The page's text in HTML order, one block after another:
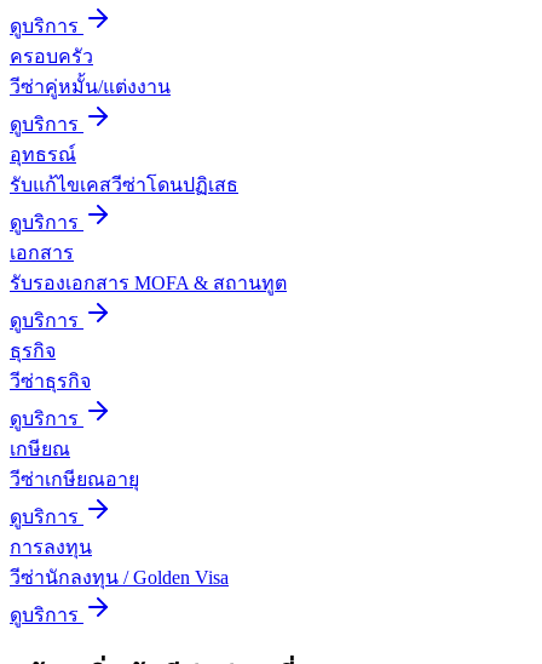
ดูบริการ
ครอบครัว
วีซ่าคู่หมั้น/แต่งงาน
ดูบริการ
อุทธรณ์
รับแก้ไขเคสวีซ่าโดนปฏิเสธ
ดูบริการ
เอกสาร
รับรองเอกสาร MOFA & สถานทูต
ดูบริการ
ธุรกิจ
วีซ่าธุรกิจ
ดูบริการ
เกษียณ
วีซ่าเกษียณอายุ
ดูบริการ
การลงทุน
วีซ่านักลงทุน / Golden Visa
ดูบริการ